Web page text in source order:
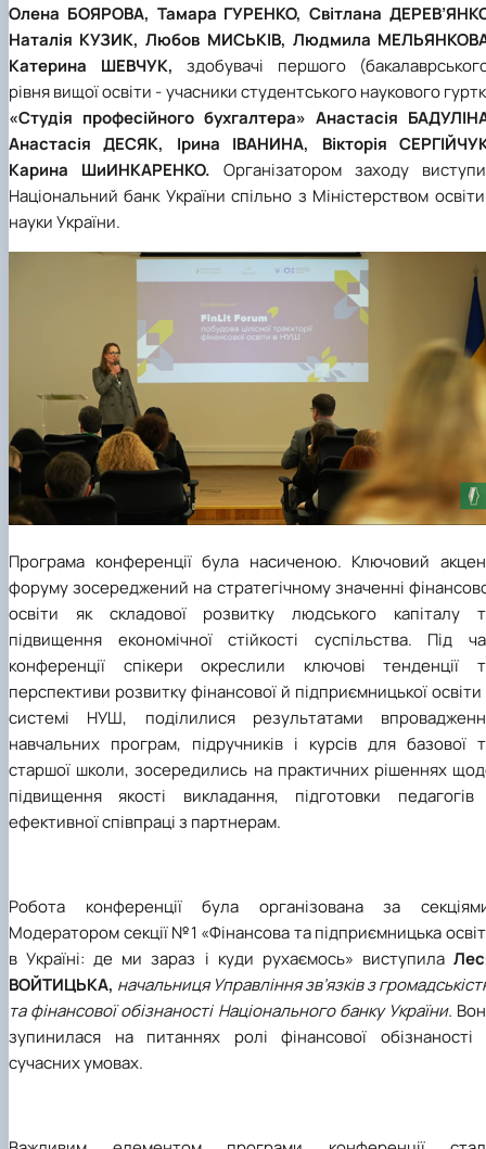
Олена БОЯРОВА, Тамара ГУРЕНКО, Світлана
Наталія КУЗИК, Любов МИСЬКІВ, Людмила
Катерина ШЕВЧУК, здобувачі першого
рівня вищої освіти - учасники студентського наукового
«Студія професійного бухгалтера» Анастасія
Анастасія ДЕСЯК, Ірина ІВАНИНА, Вікторія
Карина ШиИНКАРЕНКО. Організатором заходу
Національний банк України спільно з Міністерством освіти
науки України.
Програма конференції була насиченою. Ключовий
форуму зосереджений на стратегічному значенні
освіти як складової розвитку людського капіталу
підвищення економічної стійкості суспільства. Під
конференції спікери окреслили ключові тенденції
перспективи розвитку фінансової й підприємницької освіти
системі НУШ, поділилися результатами
навчальних програм, підручників і курсів для базової
старшої школи, зосередились на практичних рішеннях
підвищення якості викладання, підготовки педагогів
ефективної співпраці з партнерам.
Робота конференції була організована за
Модератором секції №1 «Фінансова та підприємницька
в Україні: де ми зараз і куди рухаємось» виступила
ВОЙТИЦЬКА, начальниця Управління зв’язків з
та фінансової обізнаності Національного банку України.
зупинилася на питаннях ролі фінансової обізнаності
сучасних умовах.